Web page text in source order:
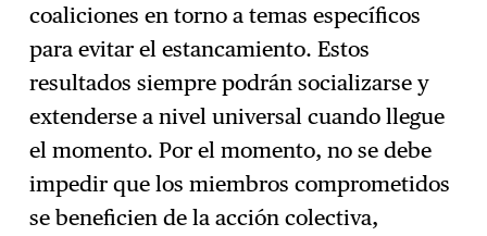
coaliciones en torno a temas específicos
para evitar el estancamiento. Estos
resultados siempre podrán socializarse y
extenderse a nivel universal cuando llegue
el momento. Por el momento, no se debe
impedir que los miembros comprometidos
se beneficien de la acción colectiva,